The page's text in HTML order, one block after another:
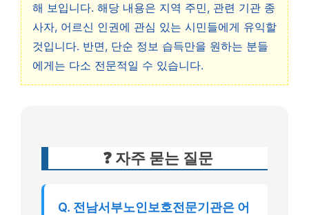
해 보입니다. 해당 내용은 지역 주민, 관련 기관 종
사자, 어르신 인권에 관심 있는 시민들에게 유익할
것입니다. 반면, 단순 정보 습득만을 원하는 분들
에게는 다소 전문적일 수 있습니다.
❓ 자주 묻는 질문
Q. 전남서부노인보호전문기관은 어